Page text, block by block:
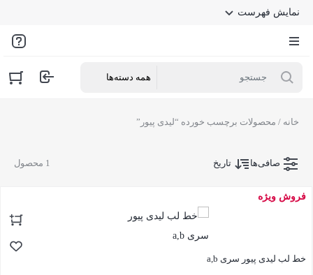
نمایش فهرست
خانه / محصولات برچسب خورده “لیدی پیور”
1 محصول صافی‌ها تاریخ
فروش ویژه
خط لب لیدی پیور سری a,b